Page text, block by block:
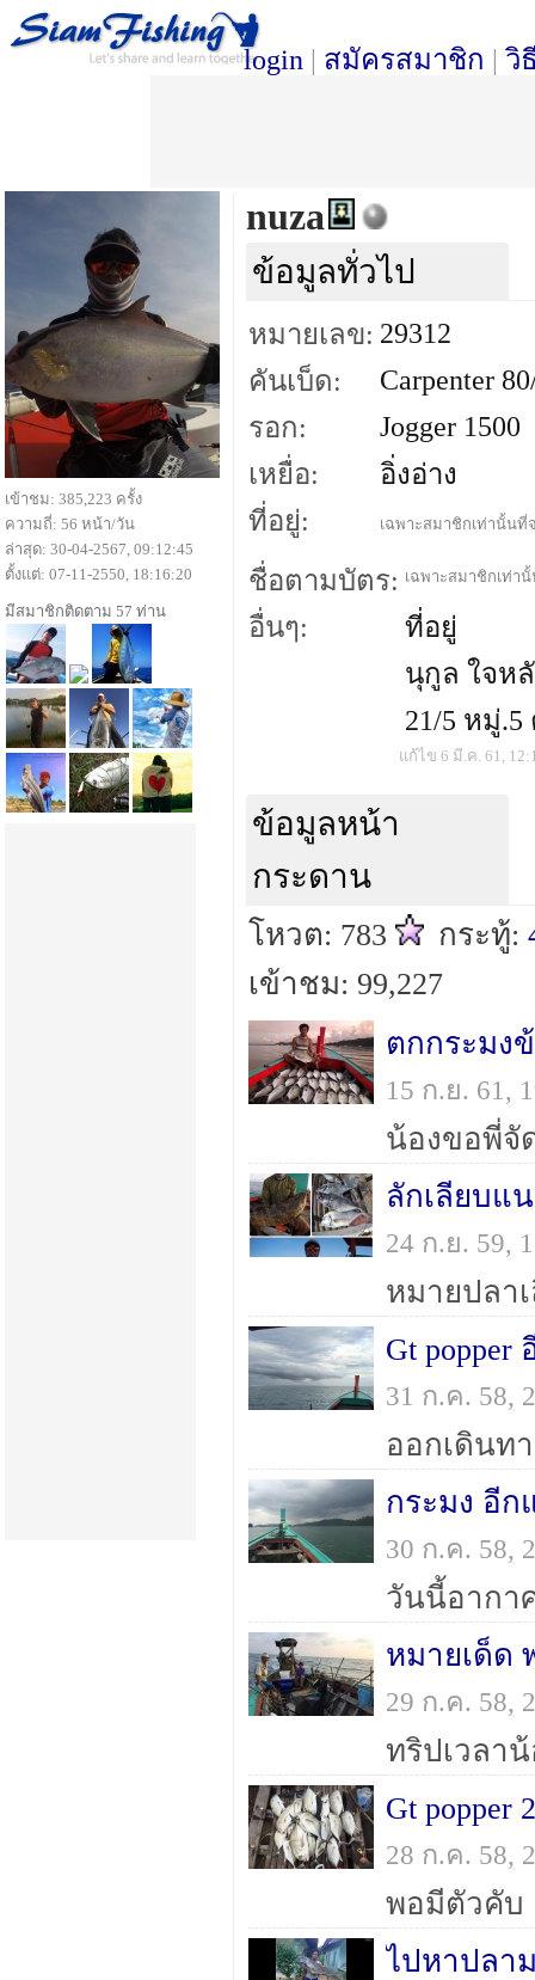
login | สมัครสมาชิก | วิ
nuza
ข้อมูลทั่วไป
หมายเลข: 29312
คันเบ็ด:
Carpenter
รอก:
Jogger 1500
เหยื่อ:
อิ่งอ่าง
ที่อยู่:
เฉพาะสมาชิกเท่านั้นที่
ชื่อตามบัตร: เฉพาะสมาชิกเท่า
อื่นๆ:
ที่อยู่
นุกูล ใจห
21/5 หมู่.5
แก้ไข 6 มี.ค. 61,
ข้อมูลหน้า
กระดาน
โหวต: 783 กระทู้:
เข้าชม: 99,227
ตกกระมง
15 ก.ย. 61,
น้องขอพี่จั
ลักเลียบแ
24 ก.ย. 59,
หมายปลา
Gt popper
31 ก.ค. 58,
ออกเดินท
กระมง อี
30 ก.ค. 58,
วันนี้อากา
หมายเด็ด
29 ก.ค. 58,
ทริปเวลา
Gt popper
28 ก.ค. 58,
พอมีตัวคับ
ไปหาปลา
เข้าชม: 385,223 ครั้ง
ความถี่: 56 หน้า/วัน
ล่าสุด: 30-04-2567, 09:12:45
ตั้งแต่: 07-11-2550, 18:16:20
มีสมาชิกติดตาม 57 ท่าน